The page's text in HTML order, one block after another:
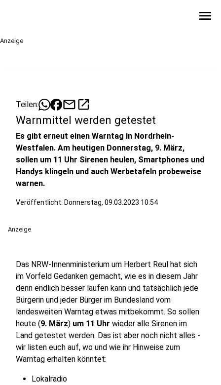
menu
Anzeige
Teilen: mailopen_in_new
Warnmittel werden getestet
Es gibt erneut einen Warntag in Nordrhein-
Westfalen. Am heutigen Donnerstag, 9. März,
sollen um 11 Uhr Sirenen heulen, Smartphones und
Handys klingeln und auch Werbetafeln probeweise
warnen.
Veröffentlicht: Donnerstag, 09.03.2023 10:54
Anzeige
Das NRW-Innenministerium um Herbert Reul hat sich
im Vorfeld Gedanken gemacht, wie es in diesem Jahr
denn endlich besser laufen kann und tatsächlich jede
Bürgerin und jeder Bürger im Bundesland vom
landesweiten Warntag etwas mitbekommt. So sollen
heute (9. März) um 11 Uhr wieder alle Sirenen im
Land getestet werden. Das ist aber noch nicht alles -
wir listen euch auf, wo und wie ihr Hinweise zum
Warntag erhalten könntet:
Lokalradio